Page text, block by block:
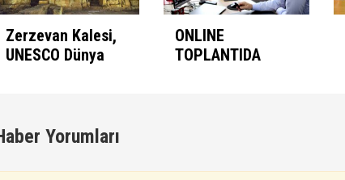
Zerzevan Kalesi,
UNESCO Dünya
ONLINE
TOPLANTIDA
Yorumları